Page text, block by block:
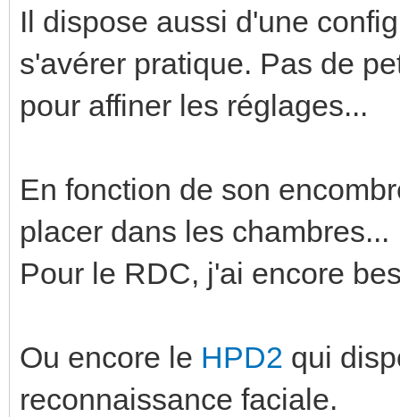
Il dispose aussi d'une
s'avérer pratique. Pas de
pour affiner les réglages...
En fonction de son
placer dans les chambres...
Pour le RDC, j'ai encore
Ou encore le HPD2 qui
reconnaissance faciale.